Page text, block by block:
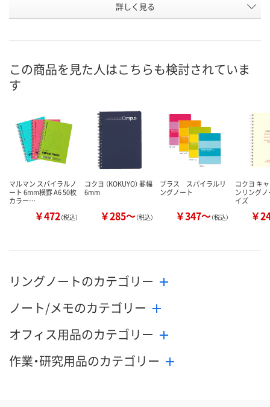
ライトグリーン ライトブルー
号
お届け日
カゴへ
数量
カゴへ カ
詳しく見る
この商品を見た人はこちらも検討されていま
す
マルマン スパイラルノ
ート 6mm横罫 A6 50枚
カラー…
￥472（税込）
コクヨ （KOKUYO） 罫幅
6mm
￥285～（税込）
プラス スパイラルリ
ングノート
￥347～（税込）
コクヨ キ
ンリング
イズ
￥
リングノートのカテゴリー
ノート/メモのカテゴリー
オフィス用品のカテゴリー
作業・研究用品のカテゴリー